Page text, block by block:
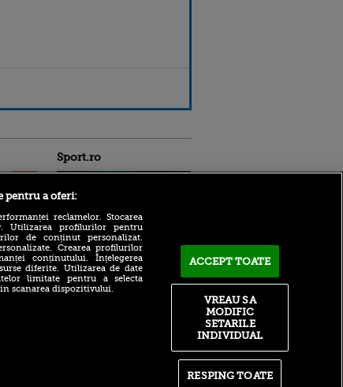
lui,
Sport.ro
Bogdan Lobonț și Robert
Niță sunt invitații lui Andrei
Grecu, de la 16:00, la VOYO
SPORT LIVE
Drum liber: Zverev, eliminat
pentru a oferi:
reclamelor. Stocarea
Utilizarea profilurilor pentru
de conținut personalizat.
Crearea profilurilor
conținutului. Înțelegerea
diferite. Utilizarea de date
limitate pentru a selecta
scanarea dispozitivului.
ACCEPT TOATE
RESPING TOATE
VREAU SA
MODIFIC
SETARILE
INDIVIDUAL